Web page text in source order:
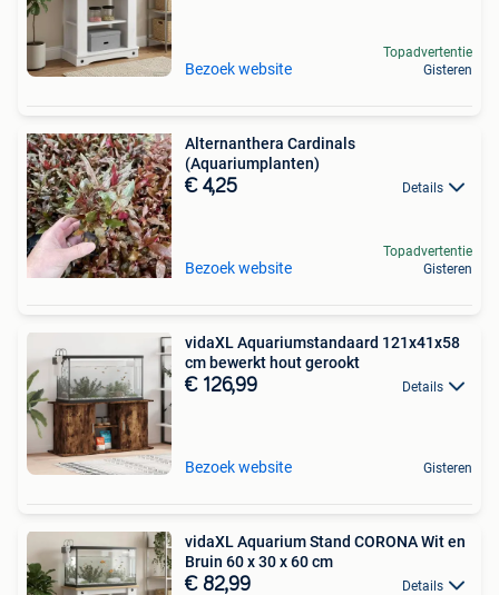
Bezoek website
Topadvertentie
Gisteren
Alternanthera Cardinals
(Aquariumplanten)
€ 4,25 Details
Bezoek website
Topadvertentie
Gisteren
vidaXL Aquariumstandaard 121x41x58
cm bewerkt hout gerookt
€ 126,99 Details
Bezoek website Gisteren
vidaXL Aquarium Stand CORONA Wit en
Bruin 60 x 30 x 60 cm
€ 82,99 Details